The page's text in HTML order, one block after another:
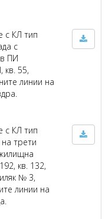
с КЛ тип
с
ПИ
кв. 55,
линии на
с КЛ тип
трети
кв. 132,
№ 3,
линии на